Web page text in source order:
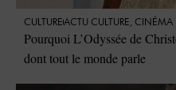
CULTUREACTU CULTURE, CINÉMA
Pourquoi L’Odyssée de
dont tout le monde parle